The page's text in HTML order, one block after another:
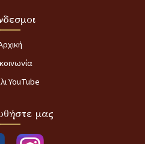
YouTube
μας